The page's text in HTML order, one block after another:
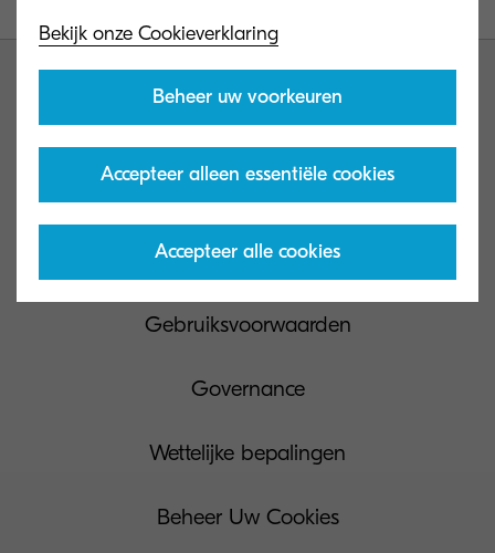
Privacy & Cookies
Gebruiksvoorwaarden
Governance
Wettelijke bepalingen
Beheer Uw Cookies
Bekijk onze Cookieverklaring
Beheer uw voorkeuren
Accepteer alleen essentiële cookies
Accepteer alle cookies